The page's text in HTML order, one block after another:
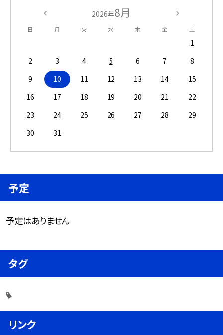
2026年8月
日 月 火 水 木 金 土
1
2
3 4 5 6 7
8
9
10 11 12 13 14
15
16
17 18 19 20 21
22
23
24 25 26 27 28
29
30
31
予定
予定はありません
タグ
リンク